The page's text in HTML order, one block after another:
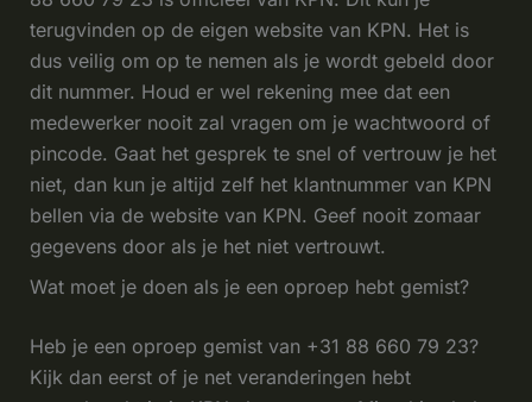
terugvinden op de eigen website van KPN. Het is
dus veilig om op te nemen als je wordt gebeld door
dit nummer. Houd er wel rekening mee dat een
medewerker nooit zal vragen om je wachtwoord of
pincode. Gaat het gesprek te snel of vertrouw je het
niet, dan kun je altijd zelf het klantnummer van KPN
bellen via de website van KPN. Geef nooit zomaar
gegevens door als je het niet vertrouwt.
Wat moet je doen als je een oproep hebt gemist?
Heb je een oproep gemist van +31 88 660 79 23?
Kijk dan eerst of je net veranderingen hebt